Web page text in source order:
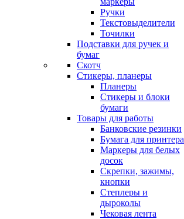
Ручки
Текстовыделители
Точилки
Подставки для ручек и
бумаг
Скотч
Стикеры, планеры
Планеры
Стикеры и блоки
бумаги
Товары для работы
Банковские резинки
Бумага для принтера
Маркеры для белых
досок
Скрепки, зажимы,
кнопки
Степлеры и
дыроколы
Чековая лента